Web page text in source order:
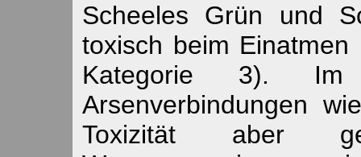
Scheeles Grün und
toxisch beim
Kategorie 3). Im
Arsenverbindungen
Toxizität aber